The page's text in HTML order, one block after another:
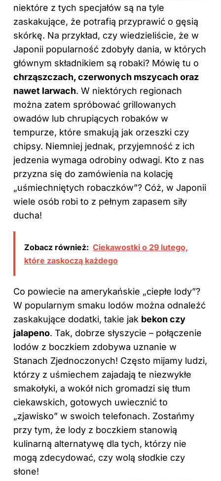
niektóre z tych specjałów są na tyle
zaskakujące, że potrafią przyprawić o gęsią
skórkę. Na przykład, czy wiedzieliście, że w
Japonii popularność zdobyły dania, w których
głównym składnikiem są robaki? Mówię tu o
chrząszczach, czerwonych mszycach oraz
nawet larwach. W niektórych regionach
można zatem spróbować grillowanych
owadów lub chrupiących robaków w
tempurze, które smakują jak orzeszki czy
chipsy. Niemniej jednak, przyjemność z ich
jedzenia wymaga odrobiny odwagi. Kto z nas
przyzna się do zamówienia na kolację
„uśmiechniętych robaczków”? Cóż, w Japonii
wiele osób robi to z pełnym zapasem siły
ducha!
Zobacz również: Ciekawostki o 29 lutego,
które zaskoczą każdego
Co powiecie na amerykańskie „ciepłe lody”?
W popularnym smaku lodów można odnaleźć
zaskakujące dodatki, takie jak bekon czy
jalapeno. Tak, dobrze słyszycie – połączenie
lodów z boczkiem zdobywa uznanie w
Stanach Zjednoczonych! Często mijamy ludzi,
którzy z uśmiechem zajadają te niezwykłe
smakołyki, a wokół nich gromadzi się tłum
ciekawskich, gotowych uwiecznić to
„zjawisko” w swoich telefonach. Zostańmy
przy tym, że lody z boczkiem stanowią
kulinarną alternatywę dla tych, którzy nie
mogą zdecydować, czy wolą słodkie czy
słone!